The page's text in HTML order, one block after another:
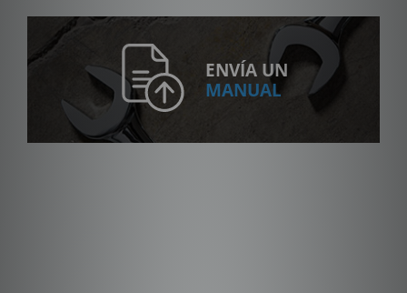
ENVÍA UN
MANUAL